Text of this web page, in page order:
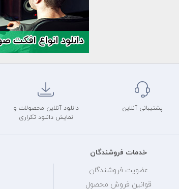
پشتیبانی آنلاین
دانلود آنلاین محصولات و
نمایش دانلود تکراری
خدمات فروشندگان
عضویت فروشندگان
قوانین فروش محصول